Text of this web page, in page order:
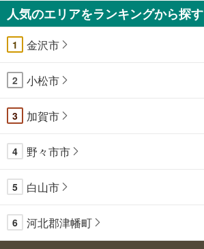
人気のエリアをランキングから探す
1 金沢市
2 小松市
3 加賀市
4 野々市市
5 白山市
6 河北郡津幡町